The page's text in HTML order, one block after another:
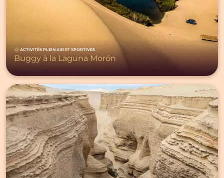
ACTIVITÉS PLEIN AIR ET SPORTIVES
Buggy à la Laguna Morón